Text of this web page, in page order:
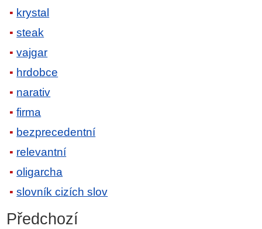
krystal
steak
vajgar
hrdobce
narativ
firma
bezprecedentní
relevantní
oligarcha
slovník cizích slov
Předchozí